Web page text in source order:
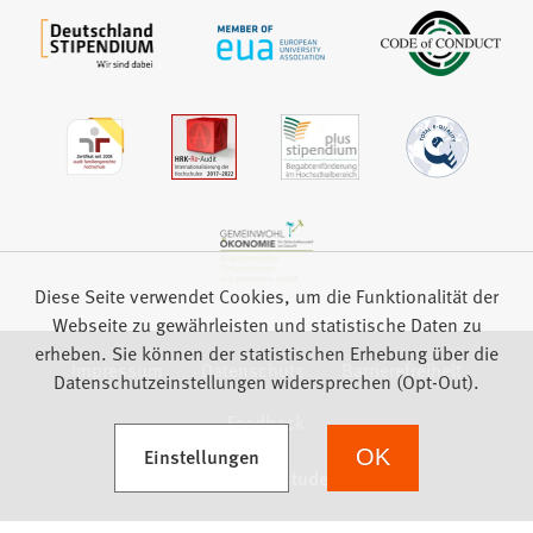
Impressum Datenschutz
Barrierefreiheit
Feedback
Diese Seite verwendet Cookies, um die Funktionalität der
Webseite zu gewährleisten und statistische Daten zu
erheben. Sie können der statistischen Erhebung über die
Datenschutzeinstellungen widersprechen (Opt-Out).
Einstellungen
(Öffnet in einem neuen Tab) OK